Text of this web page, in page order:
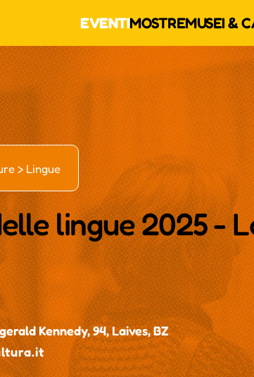
EVENTIMOSTREMUSEI &
> Lingue
lingue 2025 -
Kennedy, 94, Laives, BZ